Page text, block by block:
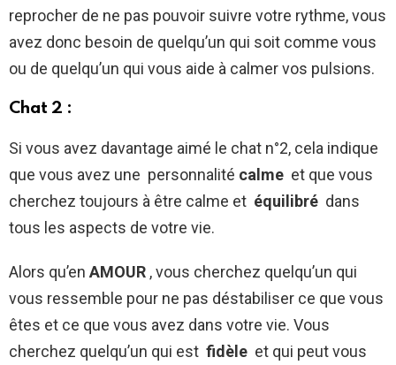
reprocher de ne pas pouvoir suivre votre rythme, vous
avez donc besoin de quelqu’un qui soit comme vous
ou de quelqu’un qui vous aide à calmer vos pulsions.
Chat 2 :
Si vous avez davantage aimé le chat n°2, cela indique
que vous avez une personnalité calme et que vous
cherchez toujours à être calme et équilibré dans
tous les aspects de votre vie.
Alors qu’en AMOUR , vous cherchez quelqu’un qui
vous ressemble pour ne pas déstabiliser ce que vous
êtes et ce que vous avez dans votre vie. Vous
cherchez quelqu’un qui est fidèle et qui peut vous